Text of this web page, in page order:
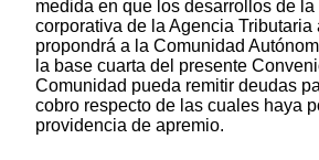
medida en que los desarrollos de la
corporativa de la Agencia Tributaria
propondrá a la Comunidad
la base cuarta del presente
Comunidad pueda remitir deudas
cobro respecto de las cuales haya
providencia de apremio.